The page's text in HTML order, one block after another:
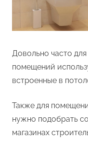
Довольно часто
помещений
встроенные в
Также для
нужно подобрать
магазинах